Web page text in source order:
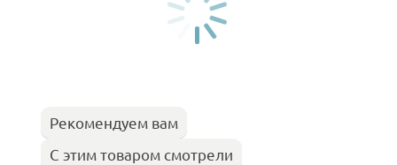
Рекомендуем вам
С этим товаром смотрели